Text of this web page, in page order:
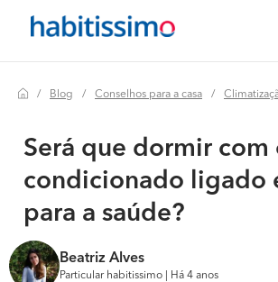
Blog Conselhos para a casa
Será que dormir com
condicionado ligado
para a saúde?
Beatriz Alves
Particular habitissimo | Há 4 anos